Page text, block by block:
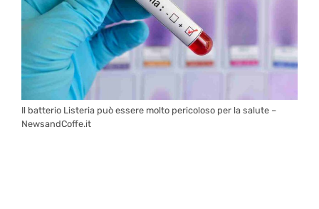
Il batterio Listeria può essere molto pericoloso per la salute –
NewsandCoffe.it